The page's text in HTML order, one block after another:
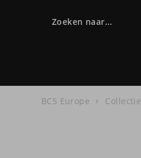
Zoeken naar...
BCS Europe Collectie